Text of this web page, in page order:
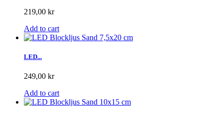
219,00 kr
Add to cart
LED...
249,00 kr
Add to cart